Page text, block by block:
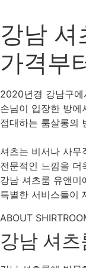
강남 셔
가격부
2020년경 강남구
손님이 입장한 방에
접대하는 룸살롱의
셔츠는 비서나 사무
전문적인 느낌을 더
강남 셔츠룸 유앤
특별한 서비스들이
ABOUT
강남 셔